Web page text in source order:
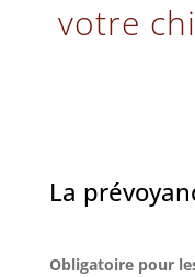
votre
La
Obligatoire pour